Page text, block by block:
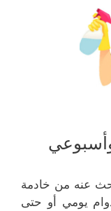
عنه من خادمة
يومي أو حتى